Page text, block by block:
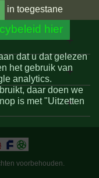
in toegestane
hier
dat u dat gelezen
het gebruik van
analytics.
daar doen we
is met "Uitzetten
voorbehouden.